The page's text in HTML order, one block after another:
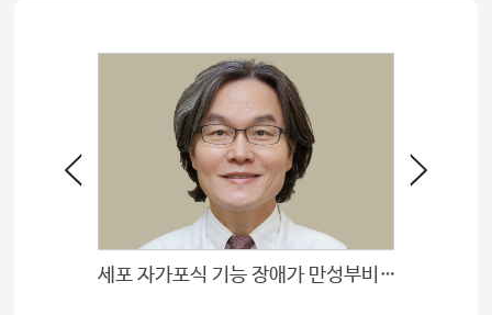
세포 자가포식 기능 장애가 만성부비동염 재발 원인